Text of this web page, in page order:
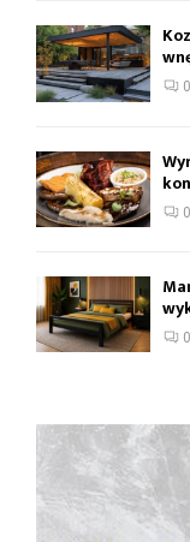
0
0
0